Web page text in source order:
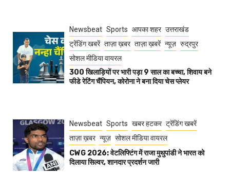
Newsbeat Sports आपका शहर उत्तराखंड
ट्रेंडिंग खबरें ताज़ा ख़बर ताज़ा ख़बरें न्यूज़ रुद्रपुर
सोशल मीडिया वायरल
300 खिलाड़ियों पर भारी पड़ा 9 साल का बच्चा, शिवाय बने
फीडे रेटिंग चैंपियन, कोरोना ने बना दिया चेस प्लेयर
Newsbeat Sports खबर हटकर ट्रेंडिंग खबरें
ताज़ा ख़बर न्यूज़ सोशल मीडिया वायरल
CWG 2026: वेटलिफ्टिंग में राजा मुथुपांडी ने भारत को
दिलाया सिल्वर, शानदार प्रदर्शन जारी